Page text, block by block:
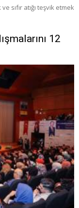
sıfır atığı teşvik etmek
12